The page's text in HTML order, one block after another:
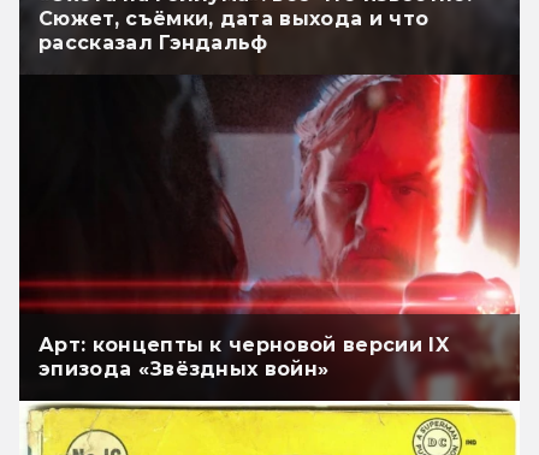
Сюжет, съёмки, дата выхода и что
рассказал Гэндальф
Арт: концепты к черновой версии IX
эпизода «Звёздных войн»